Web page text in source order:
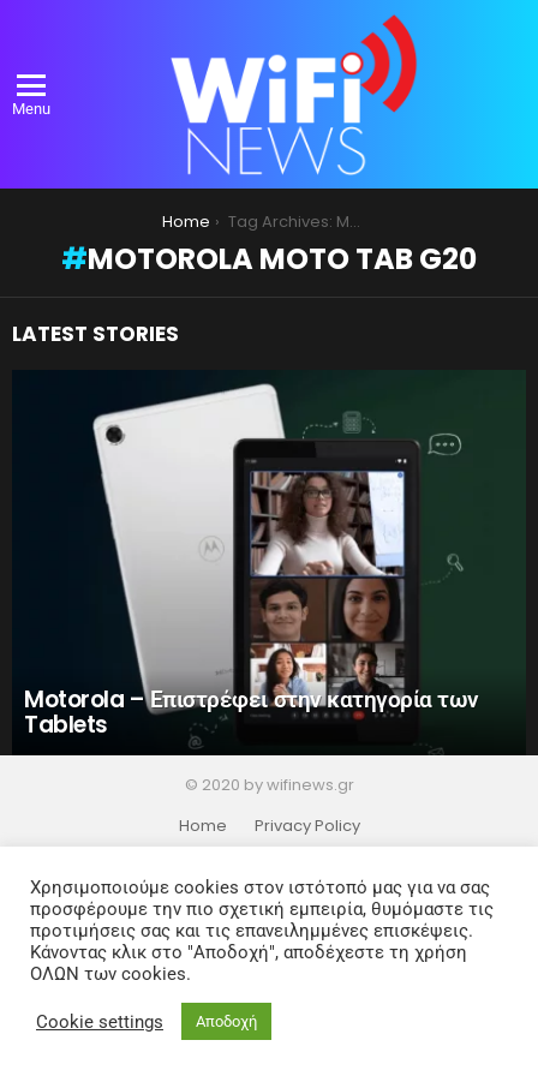
Menu
Home Tag Archives: Motorola Moto Tab G20
MOTOROLA MOTO TAB G20
LATEST STORIES
Motorola – Επιστρέφει στην κατηγορία των
Tablets
© 2020 by wifinews.gr
Home
Privacy Policy
Χρησιμοποιούμε cookies στον ιστότοπό μας για να σας
προσφέρουμε την πιο σχετική εμπειρία, θυμόμαστε τις
προτιμήσεις σας και τις επανειλημμένες επισκέψεις.
Κάνοντας κλικ στο "Αποδοχή", αποδέχεστε τη χρήση
ΟΛΩΝ των cookies.
Cookie settings Αποδοχή